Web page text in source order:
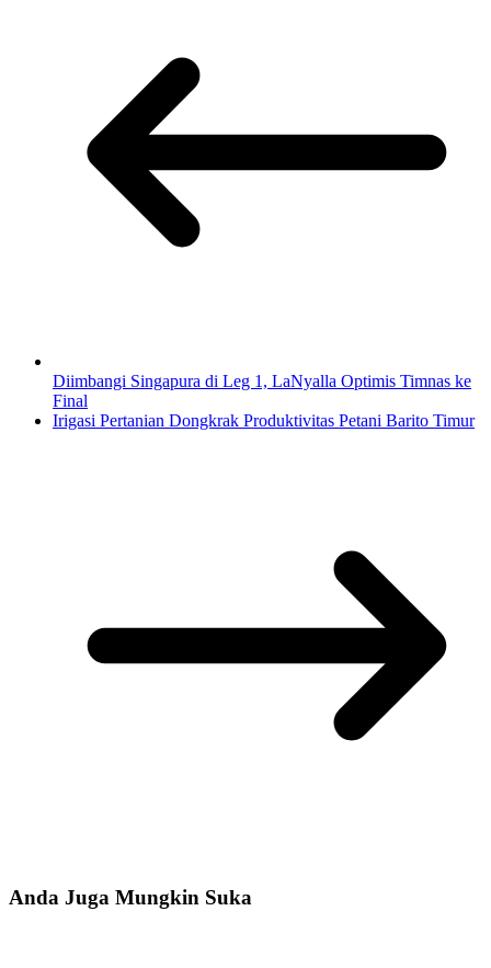
Diimbangi Singapura di Leg 1, LaNyalla Optimis Timnas ke
Final
Irigasi Pertanian Dongkrak Produktivitas Petani Barito Timur
Anda Juga Mungkin Suka